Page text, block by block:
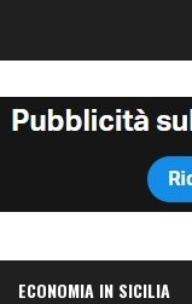
ECONOMIA IN SICILIA